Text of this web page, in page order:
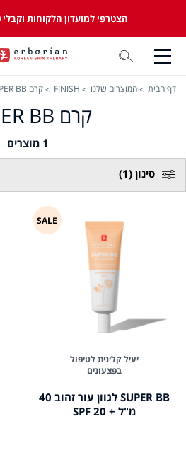
הצטרפי למועדון הלקוחות וקבלי 100 נקודות מתנה
דף הבית המוצרים שלנו FINISH קרם SUPER BB
קרם SUPER BB
1 מוצרים
סינון (1)
יעיל קלינית לטיפול
בפצעונים
SUPER BB לגוון עור זהוב 40
מ"ל + SPF 20
SALE